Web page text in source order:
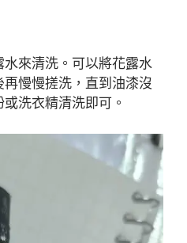
來清洗。可以將花露水
慢慢搓洗，直到油漆沒
洗衣精清洗即可。